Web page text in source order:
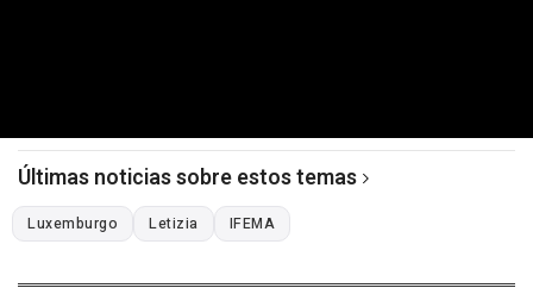
Últimas noticias sobre estos temas
Luxemburgo Letizia IFEMA